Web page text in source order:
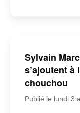
Sylvain
s’ajoutent
chouchou
Publié le lundi 3